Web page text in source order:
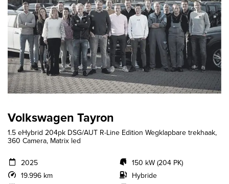
Volkswagen Tayron
1.5 eHybrid 204pk DSG/AUT R-Line Edition Wegklapbare trekhaak,
360 Camera, Matrix led
2025
19.996 km
150 kW (204 PK)
Hybride